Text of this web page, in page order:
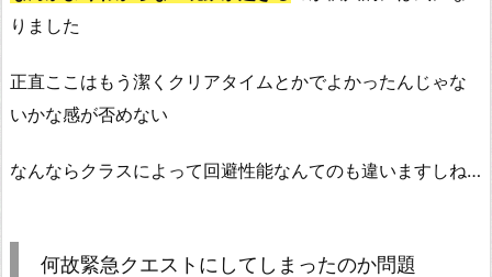
りました
正直ここはもう潔くクリアタイムとかでよかったんじゃな
いかな感が否めない
なんならクラスによって回避性能なんてのも違いますしね…
何故緊急クエストにしてしまったのか問題